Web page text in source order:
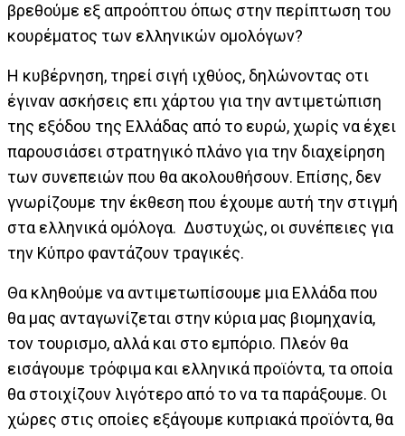
βρεθούμε εξ απροόπτου όπως στην περίπτωση του
κουρέματος των ελληνικών ομολόγων?
Η κυβέρνηση, τηρεί σιγή ιχθύος, δηλώνοντας οτι
έγιναν ασκήσεις επι χάρτου για την αντιμετώπιση
της εξόδου της Ελλάδας από το ευρώ, χωρίς να έχει
παρουσιάσει στρατηγικό πλάνο για την διαχείρηση
των συνεπειών που θα ακολουθήσουν. Επίσης, δεν
γνωρίζουμε την έκθεση που έχουμε αυτή την στιγμή
στα ελληνικά ομόλογα. Δυστυχώς, οι συνέπειες για
την Κύπρο φαντάζουν τραγικές.
Θα κληθούμε να αντιμετωπίσουμε μια Ελλάδα που
θα μας ανταγωνίζεται στην κύρια μας βιομηχανία,
τον τουρισμο, αλλά και στο εμπόριο. Πλεόν θα
εισάγουμε τρόφιμα και ελληνικά προϊόντα, τα οποία
θα στοιχίζουν λιγότερο από το να τα παράξουμε. Οι
χώρες στις οποίες εξάγουμε κυπριακά προϊόντα, θα